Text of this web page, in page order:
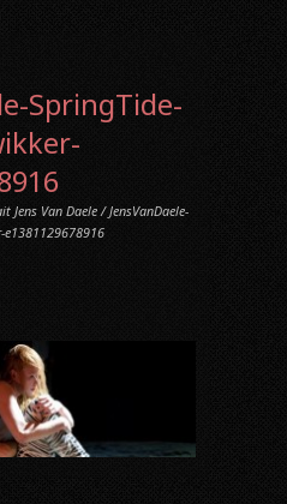
SpringTide-
Jens Van Daele/ JensVanDaele-
e1381129678916